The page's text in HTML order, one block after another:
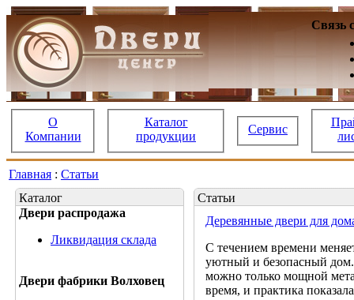
Связь
О
Компании
Каталог
продукции
Сервис
Главная : Статьи
Каталог
Двери распродажа
Ликвидация склада
Двери фабрики Волховец
Статьи
Деревянные двери для
С течением времени
уютный и безопасный дом.
можно только мощной
время, и практика